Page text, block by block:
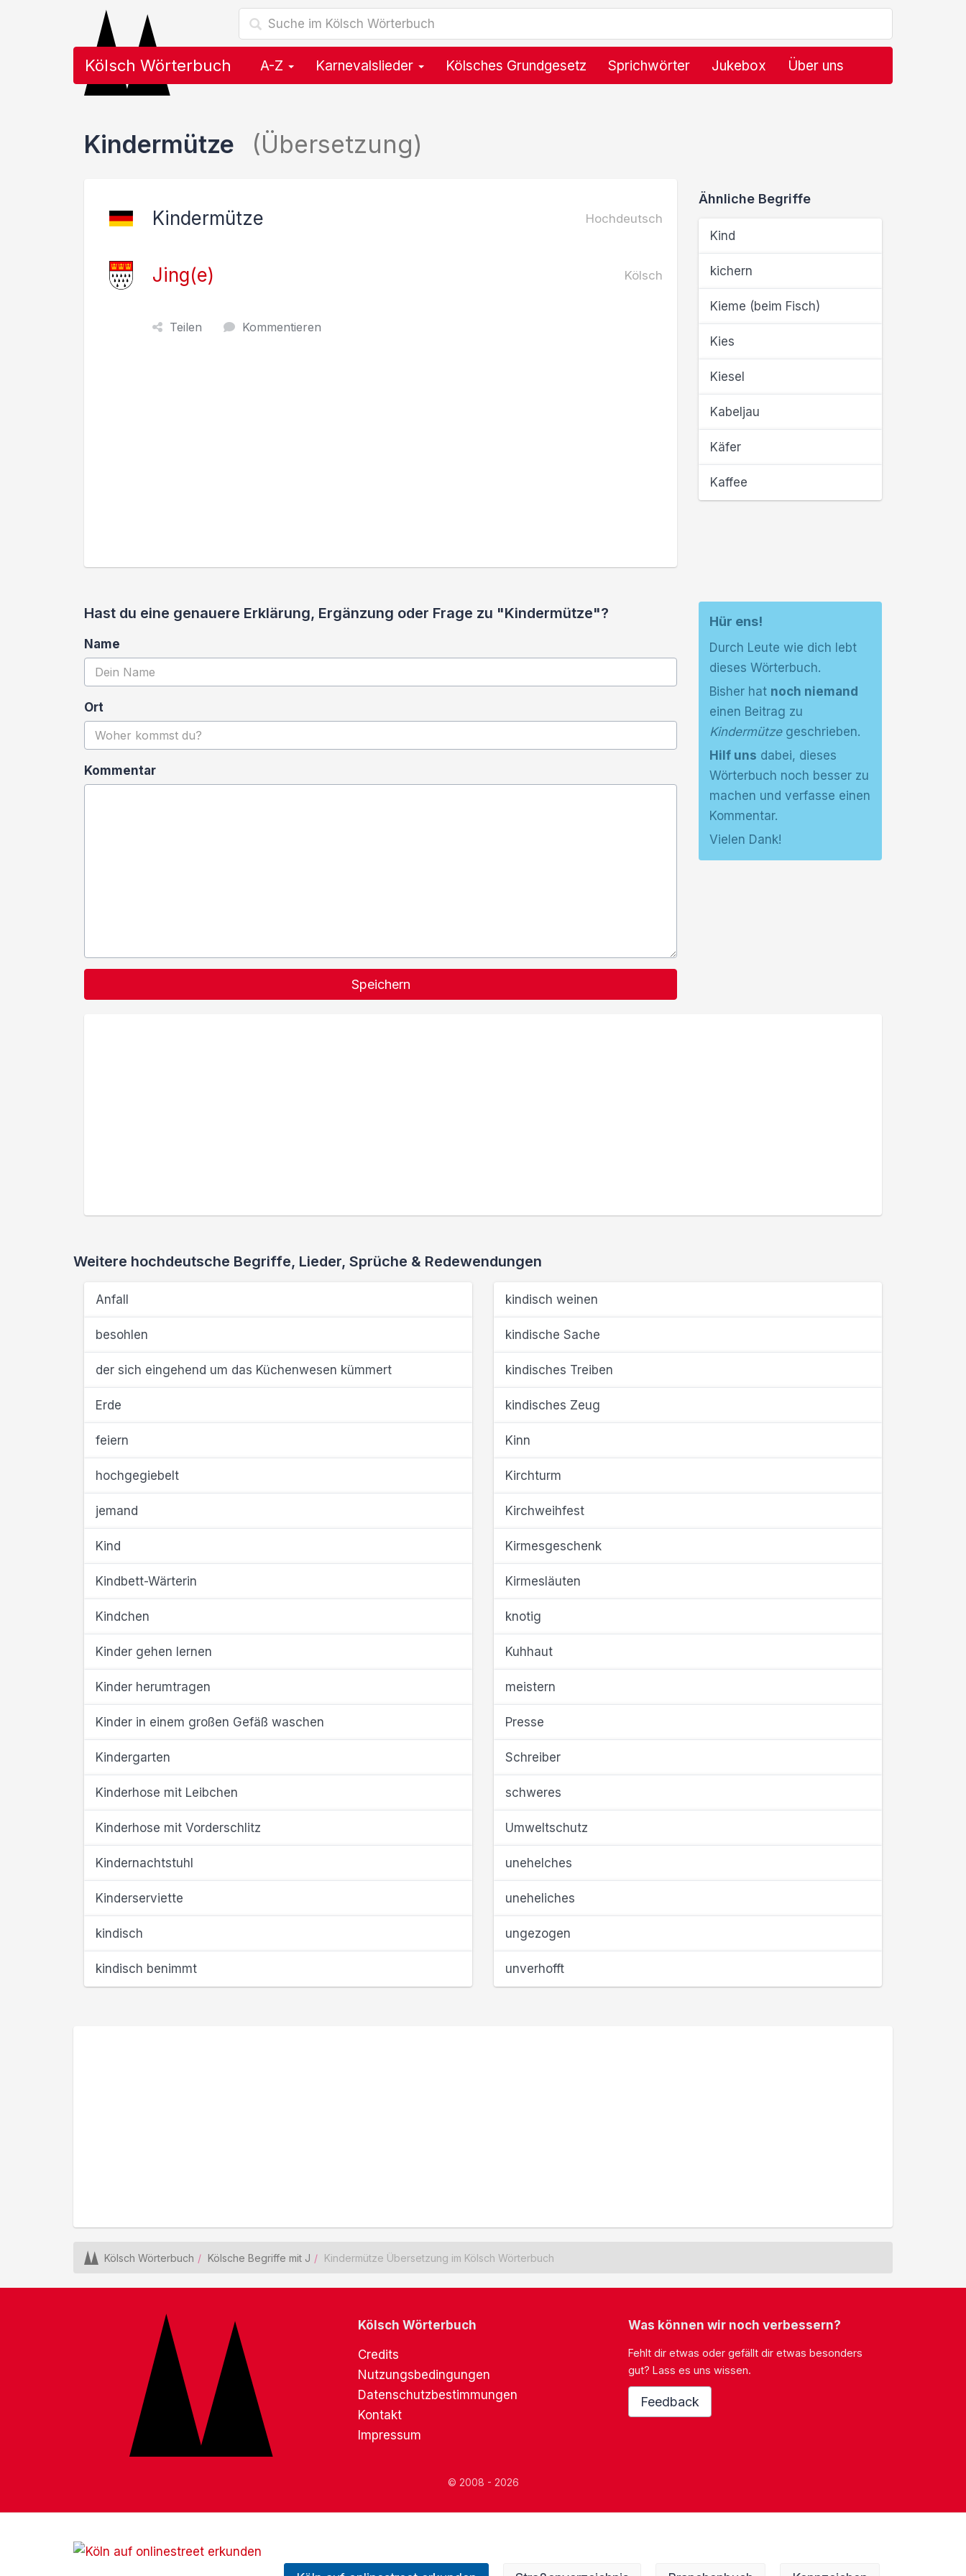
Kölsch Wörterbuch A-Z Karnevalslieder Kölsches Grundgesetz Sprichwörter Jukebox Über uns
Kindermütze (Übersetzung)
Kindermütze Hochdeutsch
Jing(e) Kölsch
Teilen Kommentieren
Ähnliche Begriffe
Kind
kichern
Kieme (beim Fisch)
Kies
Kiesel
Kabeljau
Käfer
Kaffee
Hast du eine genauere Erklärung, Ergänzung oder Frage zu "Kindermütze"?
Name
Ort
Kommentar
Speichern
Hür ens!
Durch Leute wie dich lebt
dieses Wörterbuch.
Bisher hat noch niemand
einen Beitrag zu
Kindermützegeschrieben.
Hilf uns dabei, dieses
Wörterbuch noch besser zu
machen und verfasse einen
Kommentar.
Vielen Dank!
Weitere hochdeutsche Begriffe, Lieder, Sprüche & Redewendungen
Anfall
besohlen
der sich eingehend um das Küchenwesen kümmert
Erde
feiern
hochgegiebelt
jemand
Kind
Kindbett-Wärterin
Kindchen
Kinder gehen lernen
Kinder herumtragen
Kinder in einem großen Gefäß waschen
Kindergarten
Kinderhose mit Leibchen
Kinderhose mit Vorderschlitz
Kindernachtstuhl
Kinderserviette
kindisch
kindisch benimmt
kindisch weinen
kindische Sache
kindisches Treiben
kindisches Zeug
Kinn
Kirchturm
Kirchweihfest
Kirmesgeschenk
Kirmesläuten
knotig
Kuhhaut
meistern
Presse
Schreiber
schweres
Umweltschutz
unehelches
uneheliches
ungezogen
unverhofft
Kölsch Wörterbuch Kölsche Begriffe mit J Kindermütze Übersetzung im Kölsch Wörterbuch
Kölsch Wörterbuch
Credits
Nutzungsbedingungen
Datenschutzbestimmungen
Kontakt
Impressum
Was können wir noch verbessern?
Fehlt dir etwas oder gefällt dir etwas besonders
gut? Lass es uns wissen.
Feedback
© 2008 - 2026